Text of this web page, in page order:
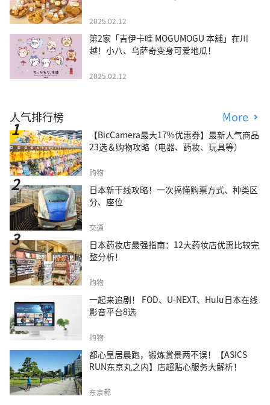
2025.02.12
第2家「吉伊卡哇 MOGUMOGU 本舖」在川
越！小八、乌萨奇变身可爱地瓜！
2025.02.12
人气排行榜 More
【BicCamera最大17%优惠券】最新人气商品
23选＆购物攻略（电器、药妆、玩具等）
购物
日本新干线攻略！一次搞懂购票方式、种类区
分、座位
交通
日本药妆店最强指南：12大药妆店优惠比较完
整分析！
购物
一起来追剧！ FOD、U-NEXT、Hulu日本在线
影音平台8选
购物
都心皇居晨跑，锻炼赏景两不误！【ASICS
RUN东京丸之内】店超贴心服务大解析！
东京都